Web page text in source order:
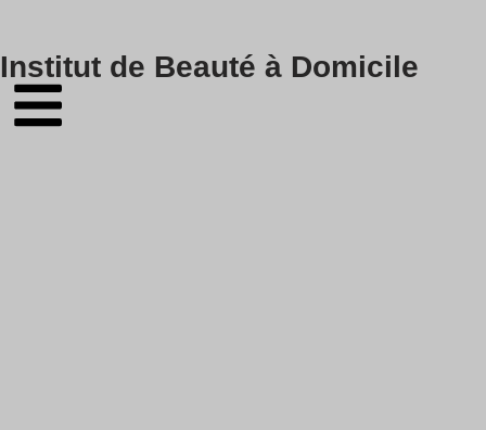
Skip
to
content
Institut de Beauté à Domicile